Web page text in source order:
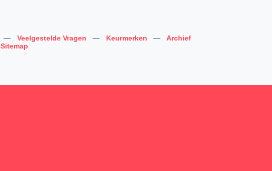
— Veelgestelde Vragen — Keurmerken —
Archief
Sitemap